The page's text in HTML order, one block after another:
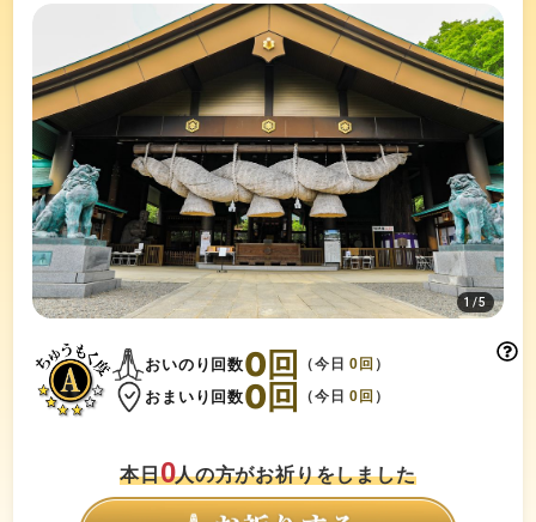
1/5
おいのり回数0回 （今日0 回 ）
おまいり回数0回 （今日0 回 ）
本日0人の方がお祈りをしました